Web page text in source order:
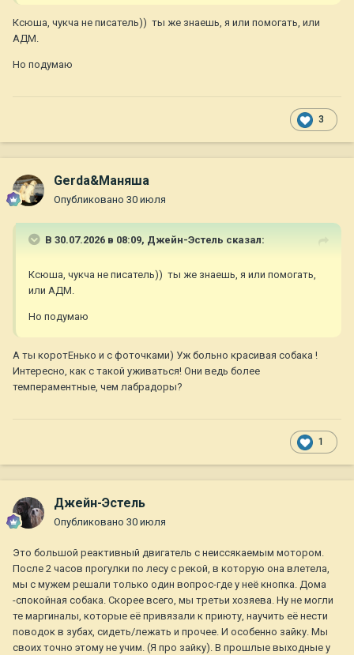
Ксюша, чукча не писатель)) ты же знаешь, я или помогать, или
АДМ.
Но подумаю
3
Gerda&Маняша
Опубликовано 30 июля
В 30.07.2026 в 08:09, Джейн-Эстель сказал:
Ксюша, чукча не писатель)) ты же знаешь, я или помогать,
или АДМ.
Но подумаю
А ты коротЕнько и с фоточками) Уж больно красивая собака !
Интересно, как с такой уживаться! Они ведь более
темпераментные, чем лабрадоры?
1
Джейн-Эстель
Опубликовано 30 июля
Это большой реактивный двигатель с неиссякаемым мотором.
После 2 часов прогулки по лесу с рекой, в которую она влетела,
мы с мужем решали только один вопрос-где у неё кнопка. Дома
-спокойная собака. Скорее всего, мы третьи хозяева. Ну не могли
те маргиналы, которые её привязали к приюту, научить её нести
поводок в зубах, сидеть/лежать и прочее. И особенно зайку. Мы
своих точно этому не учим. (Я про зайку). В прошлые выходные у